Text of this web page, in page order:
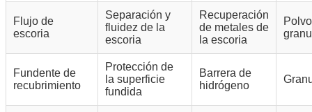
Flujo de
escoria
Separación y
fluidez de la
escoria
Recuperación
de metales de
la escoria
Fundente de
recubrimiento
Protección de
la superficie
fundida
Barrera de
hidrógeno